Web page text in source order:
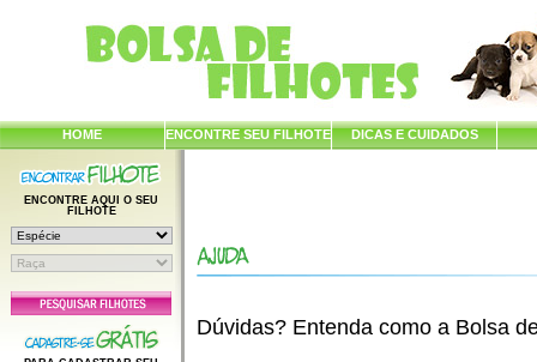
HOME ENCONTRE SEU FILHOTE DICAS E CUIDADOS
ENCONTRE AQUI O SEU
FILHOTE
Dúvidas? Entenda como a Bolsa